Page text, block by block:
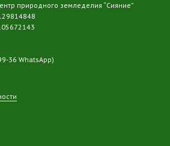
природного земледелия “Сияние”
36 WhatsApp)